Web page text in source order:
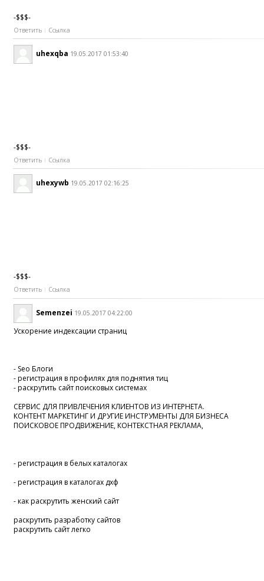
-$$$-
Ответить Ссылка
uhexqba 19.05.2017 01:53:40
-$$$-
Ответить Ссылка
uhexywb 19.05.2017 02:16:25
-$$$-
Ответить Ссылка
Semenzei 19.05.2017 04:22:00
Ускорение индексации страниц
- Seo Блоги
- регистрация в профилях для поднятия тиц
- раскрутить сайт поисковых системах
СЕРВИС ДЛЯ ПРИВЛЕЧЕНИЯ КЛИЕНТОВ ИЗ ИНТЕРНЕТА.
КОНТЕНТ МАРКЕТИНГ И ДРУГИЕ ИНСТРУМЕНТЫ ДЛЯ БИЗНЕСА
ПОИСКОВОЕ ПРОДВИЖЕНИЕ, КОНТЕКСТНАЯ РЕКЛАМА,
- регистрация в белых каталогах
- регистрация в каталогах дхф
- как раскрутить женский сайт
раскрутить разработку сайтов
раскрутить сайт легко